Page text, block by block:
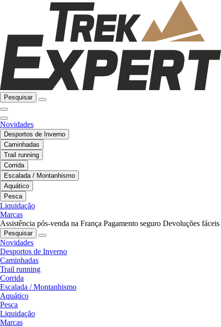
Pesquisar
Novidades
Desportos de Inverno
Caminhadas
Trail running
Corrida
Escalada / Montanhismo
Aquático
Pesca
Liquidação
Marcas
Assistência pós-venda na França Pagamento seguro Devoluções fáceis
Pesquisar
Novidades
Desportos de Inverno
Caminhadas
Trail running
Corrida
Escalada / Montanhismo
Aquático
Pesca
Liquidação
Marcas